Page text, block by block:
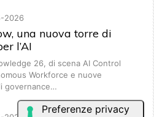
2026
una nuova torre di
l’AI
26, di scena AI Control
Workforce e nuove
governance…